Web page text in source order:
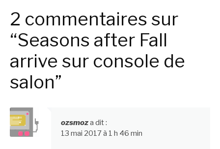
2 commentaires sur
“Seasons after Fall
arrive sur console de
salon”
ozsmoza dit :
13 mai 2017 à 1 h 46 min